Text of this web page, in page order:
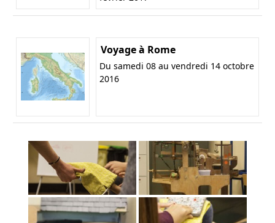
Voyage à Rome
Du samedi 08 au vendredi 14 octobre
2016